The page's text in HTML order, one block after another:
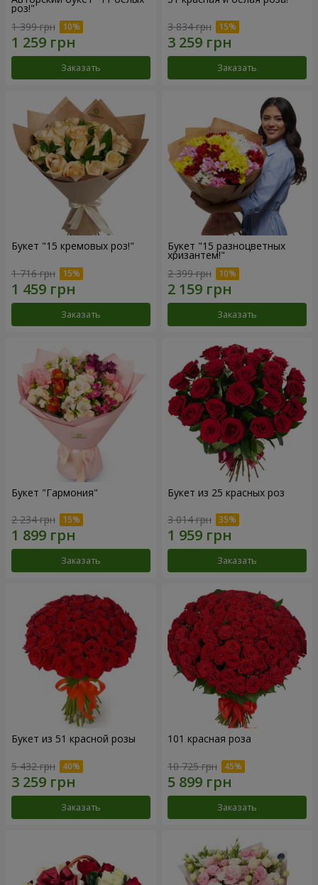
роз!"
1 399 грн
Заказать
3 834 грн
Заказать
Букет "15 кремовых роз!"
1 716 грн
Заказать
Букет "15 разноцветных
хризантем!"
2 399 грн
Заказать
Букет "Гармония"
2 234 грн
Заказать
Букет из 25 красных роз
3 014 грн
Заказать
Букет из 51 красной розы
5 432 грн
Заказать
101 красная роза
10 725 грн
Заказать